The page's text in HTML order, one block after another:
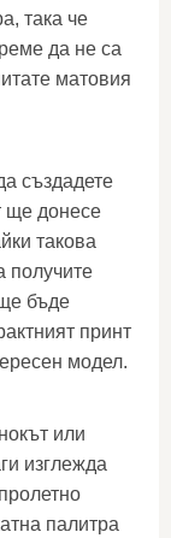
така че
да не са
матовия
създадете
ще донесе
такова
получите
бъде
принт
модел.
или
изглежда
палитра